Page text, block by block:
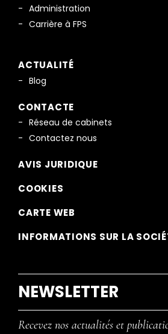
Administration
Carrière à FPS
ACTUALITÉ
Blog
CONTACTE
Réseau de cabinets
Contactez nous
AVIS JURIDIQUE
COOKIES
CARTE WEB
INFORMATIONS SUR LA
NEWSLETTER
Recevez nos actualités et